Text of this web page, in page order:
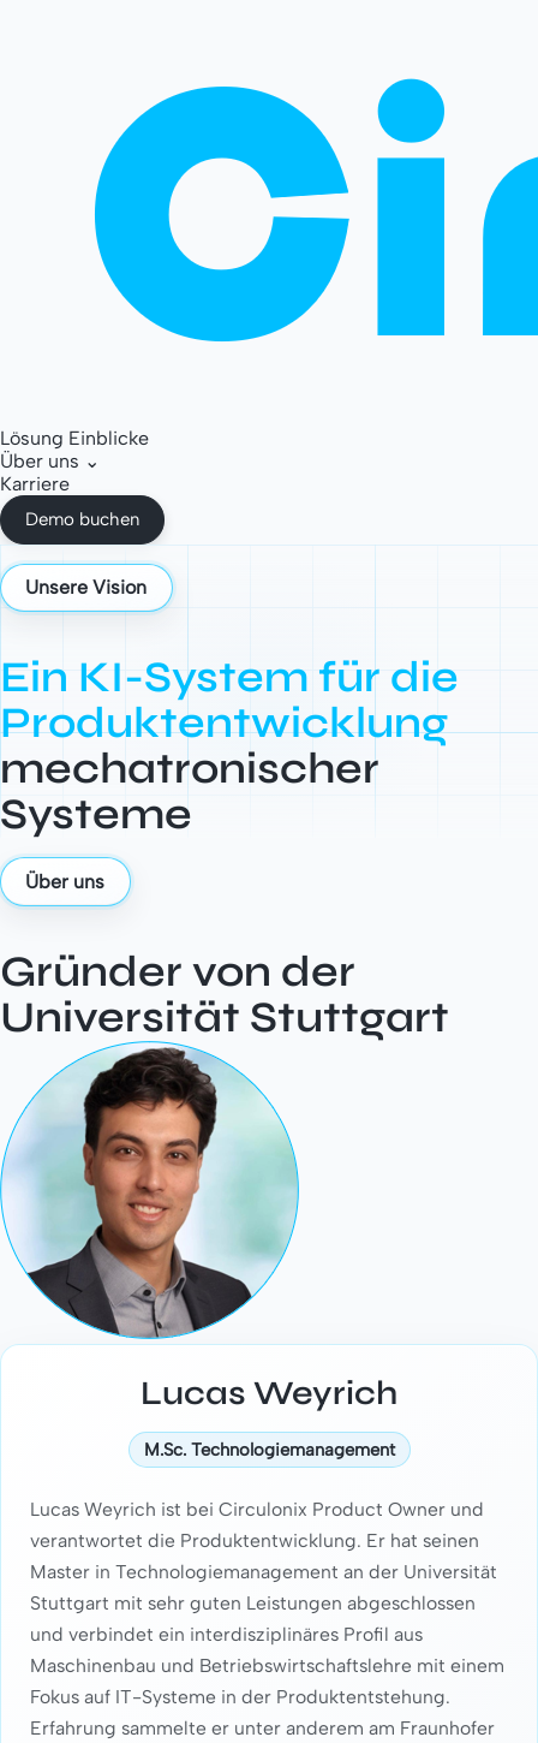
Lösung Einblicke
Über uns ⌄
Karriere
Demo buchen
Unsere Vision
Ein KI-System für die
Produktentwicklung
mechatronischer
Systeme
Über uns
Gründer von der
Universität Stuttgart
Lucas Weyrich
M.Sc. Technologiemanagement
Lucas Weyrich ist bei Circulonix Product Owner und
verantwortet die Produktentwicklung. Er hat seinen
Master in Technologiemanagement an der Universität
Stuttgart mit sehr guten Leistungen abgeschlossen
und verbindet ein interdisziplinäres Profil aus
Maschinenbau und Betriebswirtschaftslehre mit einem
Fokus auf IT-Systeme in der Produktentstehung.
Erfahrung sammelte er unter anderem am Fraunhofer